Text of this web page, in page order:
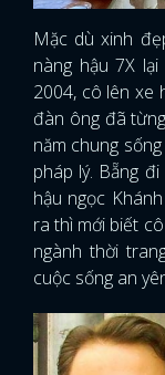
Mặc dù xinh
nàng hậu 7X
2004, cô lên xe
đàn ông đã
năm chung
pháp lý. Bẵng
hậu ngọc
ra thì mới biết
ngành thời
cuộc sống an